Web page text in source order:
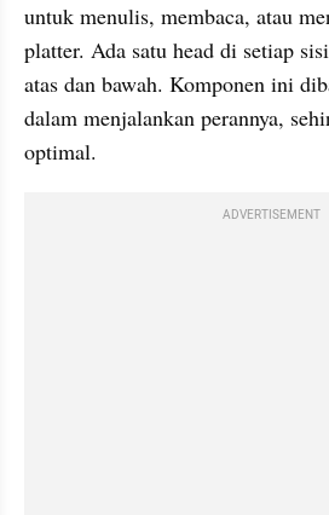
untuk menulis, membaca, atau
platter. Ada satu head di setiap
atas dan bawah. Komponen ini
dalam menjalankan perannya,
optimal.
ADVERTISEMENT